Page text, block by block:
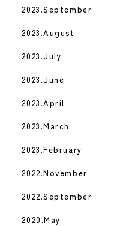
2023.September
2023.August
2023.July
2023.June
2023.April
2023.March
2023.February
2022.November
2022.September
2020.May